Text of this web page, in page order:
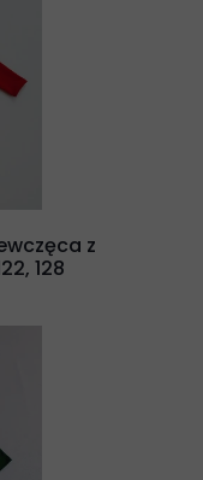
z
128